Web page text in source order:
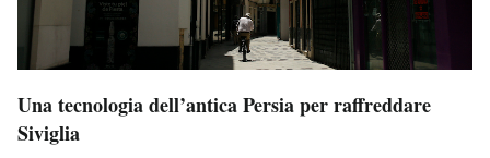
Una tecnologia dell’antica Persia per raffreddare
Siviglia